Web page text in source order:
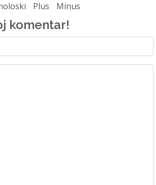
Plus Minus
komentar!